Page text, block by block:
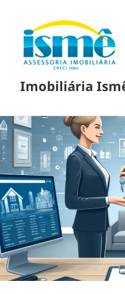
Imobiliária